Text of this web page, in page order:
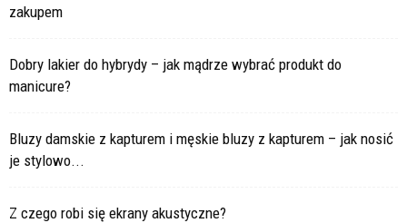
zakupem
Dobry lakier do hybrydy – jak mądrze wybrać produkt do
manicure?
Bluzy damskie z kapturem i męskie bluzy z kapturem – jak nosić
je stylowo...
Z czego robi się ekrany akustyczne?